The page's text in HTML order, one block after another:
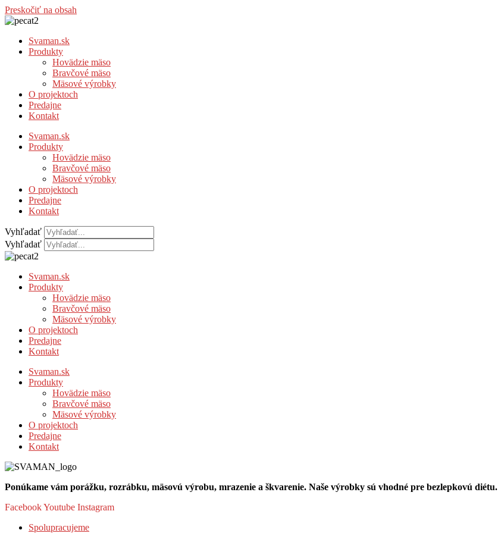
Preskočiť na obsah
Svaman.sk
Produkty
Hovädzie mäso
Bravčové mäso
Mäsové výrobky
O projektoch
Predajne
Kontakt
Svaman.sk
Produkty
Hovädzie mäso
Bravčové mäso
Mäsové výrobky
O projektoch
Predajne
Kontakt
Vyhľadať
Vyhľadať
Svaman.sk
Produkty
Hovädzie mäso
Bravčové mäso
Mäsové výrobky
O projektoch
Predajne
Kontakt
Svaman.sk
Produkty
Hovädzie mäso
Bravčové mäso
Mäsové výrobky
O projektoch
Predajne
Kontakt
Ponúkame vám porážku, rozrábku, mäsovú výrobu, mrazenie a škvarenie. Naše výrobky sú vhodné pre bezlepkovú diétu.
FacebookYoutube Instagram
Spolupracujeme